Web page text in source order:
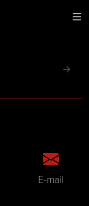
E-mail